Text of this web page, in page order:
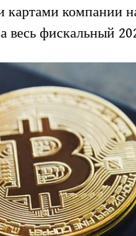
компании
весь фискальный